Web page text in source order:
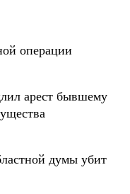
операции
арест бывшему
думы убит